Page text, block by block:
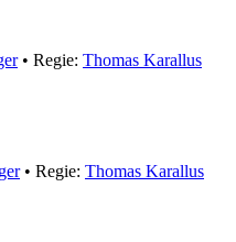
• Regie: Thomas Karallus
• Regie: Thomas Karallus